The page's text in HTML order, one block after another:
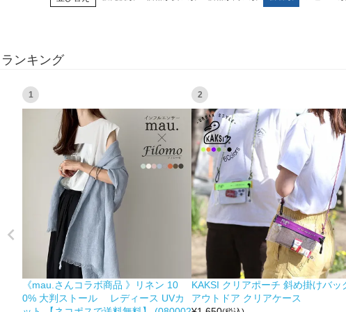
ランキング
1
《mau.さんコラボ商品 》リネン 10
0% 大判ストール レディース UVカ
2
KAKSI クリアポーチ 斜め掛けバッ
アウトドア クリアケース